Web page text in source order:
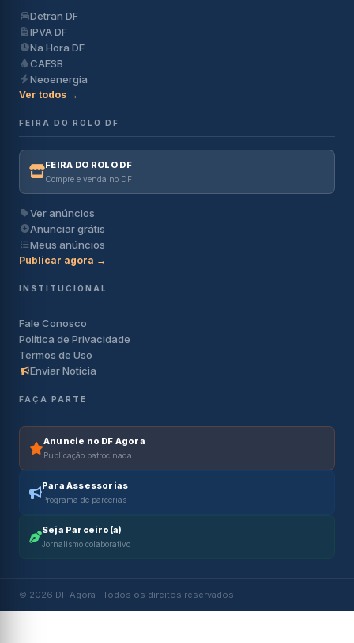
Detran DF
IPVA DF
Na Hora DF
CAESB
Neoenergia
Ver todos →
FEIRA DO ROLO DF
FEIRA DO ROLO DF
Compre e venda no DF
Ver anúncios
Anunciar grátis
Meus anúncios
Publicar agora →
INSTITUCIONAL
Fale Conosco
Política de Privacidade
Termos de Uso
Enviar Notícia
FAÇA PARTE
Anuncie no DF Agora
Publicação patrocinada
Para Assessorias
Programa de parcerias
Seja Parceiro(a)
Jornalismo colaborativo
© 2026 DF Agora · Todos os direitos reservados